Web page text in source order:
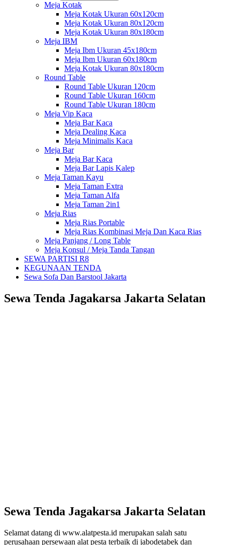
Meja Kotak
Meja Kotak Ukuran 60x120cm
Meja Kotak Ukuran 80x120cm
Meja Kotak Ukuran 80x180cm
Meja IBM
Meja Ibm Ukuran 45x180cm
Meja Ibm Ukuran 60x180cm
Meja Kotak Ukuran 80x180cm
Round Table
Round Table Ukuran 120cm
Round Table Ukuran 160cm
Round Table Ukuran 180cm
Meja Vip Kaca
Meja Bar Kaca
Meja Dealing Kaca
Meja Minimalis Kaca
Meja Bar
Meja Bar Kaca
Meja Bar Lapis Kalep
Meja Taman Kayu
Meja Taman Extra
Meja Taman Alfa
Meja Taman 2in1
Meja Rias
Meja Rias Portable
Meja Rias Kombinasi Meja Dan Kaca Rias
Meja Panjang / Long Table
Meja Konsul / Meja Tanda Tangan
SEWA PARTISI R8
KEGUNAAN TENDA
Sewa Sofa Dan Barstool Jakarta
Sewa Tenda Jagakarsa Jakarta Selatan
Sewa Tenda Jagakarsa Jakarta Selatan
Selamat datang di www.alatpesta.id merupakan salah satu
perusahaan persewaan alat pesta terbaik di jabodetabek dan